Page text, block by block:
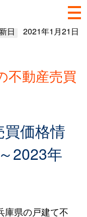
日 2021年1月21日
不動産売買
価格情
2023年
庫県の戸建て不